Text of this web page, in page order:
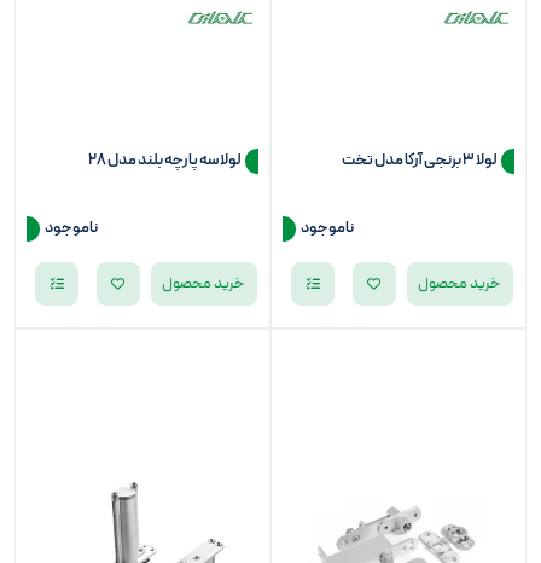
لولا 3 برنجی آرکا مدل تخت
ناموجود
خرید محصول
لولا سه پارچه بلند مدل 28
ناموجود
خرید محصول